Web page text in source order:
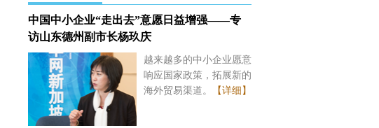
中国中小企业“走出去”意愿日益增强——专
访山东德州副市长杨玖庆
越来越多的中小企业愿意
响应国家政策，拓展新的
海外贸易渠道。
【详细】